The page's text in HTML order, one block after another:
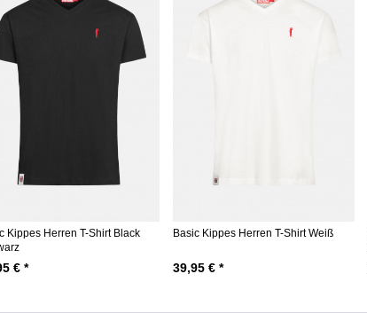
Kippes Herren T-Shirt Black
€ *
Basic Kippes Herren T-Shirt Weiß
39,95 € *